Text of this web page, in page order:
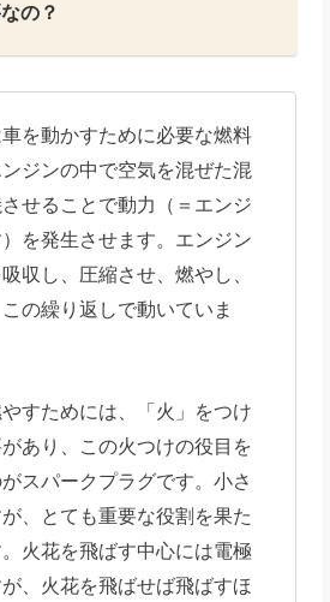
の？
を動かすために必要な燃料
ジンの中で空気を混ぜた混
せることで動力（＝エンジ
を発生させます。エンジン
収し、圧縮させ、燃やし、
の繰り返しで動いていま
すためには、「火」をつけ
あり、この火つけの役目を
スパークプラグです。小さ
、とても重要な役割を果た
火花を飛ばす中心には電極
、火花を飛ばせば飛ばすほ